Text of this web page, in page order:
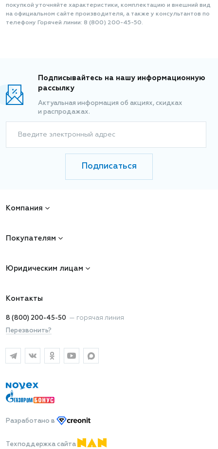
покупкой уточняйте характеристики, комплектацию и внешний вид
на официальном сайте производителя, а также у консультантов по
телефону Горячей линии: 8 (800) 200-45-50.
Подписывайтесь на нашу информационную
рассылку
Актуальная информация об акциях, скидках
и распродажах.
Введите электронный адрес
Подписаться
Компания
Покупателям
Юридическим лицам
Контакты
8 (800) 200-45-50 — горячая линия
Перезвонить?
Разработано в
Техподдержка сайта